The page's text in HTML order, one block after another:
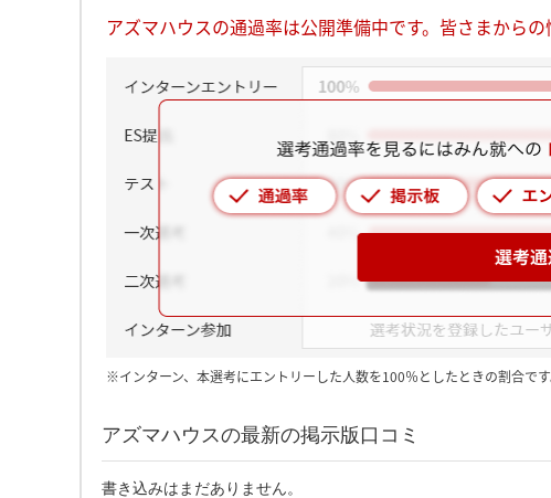
動画で知ろう！業界・企業
アズマハウスの通過率は公開準備中です。皆さまから
※インターン、本選考にエントリーした人数を100％としたときの割合です
アズマハウスの最新の掲示版口コミ
書き込みはまだありません。